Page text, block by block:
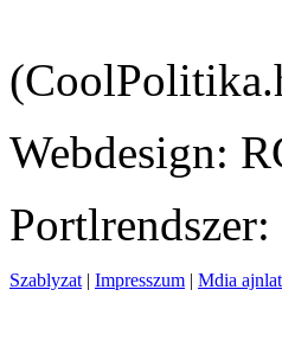
Webdesign:
Szablyzat | Impresszum | Mdia ajnlat